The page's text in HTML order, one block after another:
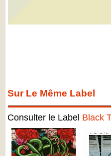
Sur Le Même Label
Consulter le Label Black